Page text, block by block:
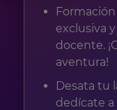
exclusiva
docente.
aventura!
Desata tu
dedícate a